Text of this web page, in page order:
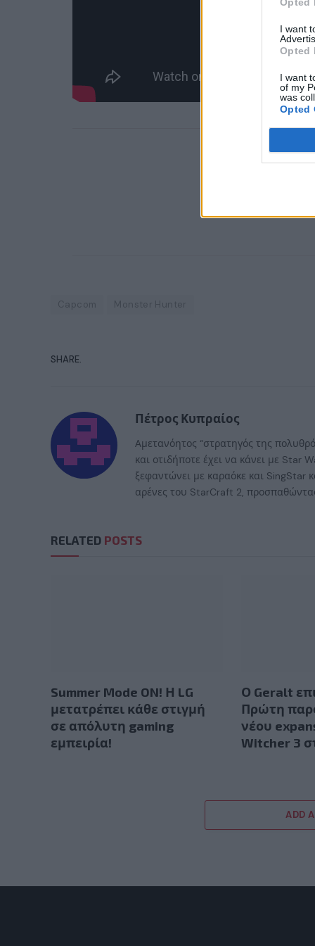
I want
Opted
I want
of my
was
Opted
Capcom Monster Hunter
SHARE.
Πέτρος Κυπραίος
Αμετανόητος “στρατηγός της
και οτιδήποτε έχει να κάνει με Star
ξεφαντώνει με καραόκε και SingStar
αρένες του StarCraft 2,
RELATED POSTS
Summer Mode ON! Η LG
μετατρέπει κάθε στιγμή
σε απόλυτη gaming
εμπειρία!
Ο Geralt
Πρώτη
νέου
Witcher 3
ADD